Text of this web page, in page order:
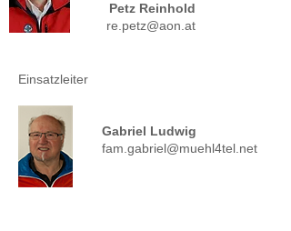
Petz Reinhold
re.petz@aon.at
Einsatzleiter
Gabriel Ludwig
fam.gabriel@muehl4tel.net